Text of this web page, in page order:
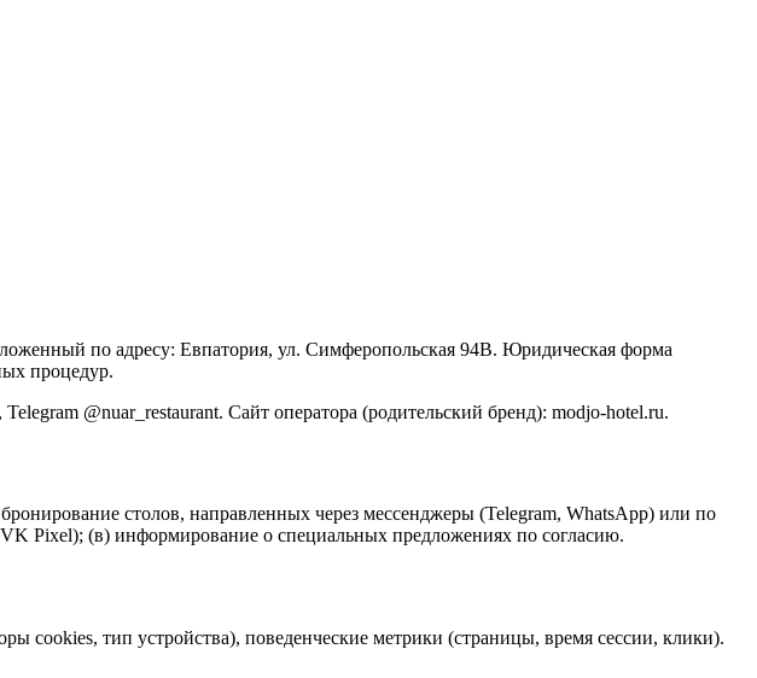
по адресу: Евпатория, ул. Симферопольская 94В. Юридическая форма
процедур.
@nuar_restaurant. Сайт оператора (родительский бренд): modjo-hotel.ru.
столов, направленных через мессенджеры (Telegram, WhatsApp) или по
Pixel); (в) информирование о специальных предложениях по согласию.
cookies, тип устройства), поведенческие метрики (страницы, время сессии, клики).